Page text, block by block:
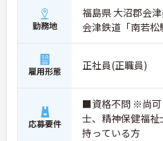
勤務地
福島県 大沼郡会
会津鉄道「南若
雇用形態 正社員(正職員)
応募要件
■資格不問 ※尚可
士、精神保健福
持っている方